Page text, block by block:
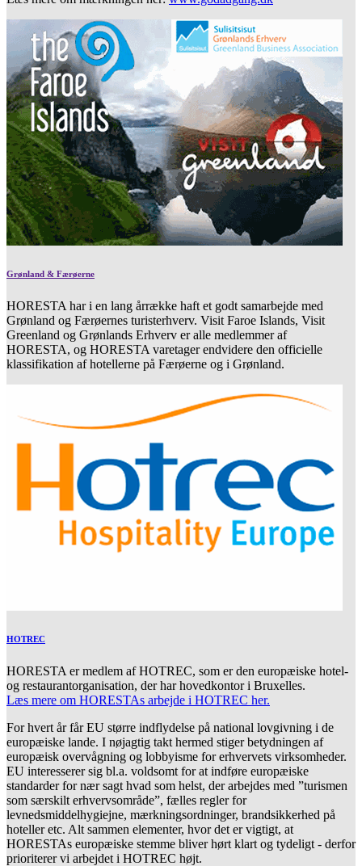
Grønland & Færøerne
HORESTA har i en lang årrække haft et godt samarbejde med
Grønland og Færøernes turisterhverv. Visit Faroe Islands, Visit
Greenland og Grønlands Erhverv er alle medlemmer af
HORESTA, og HORESTA varetager endvidere den officielle
klassifikation af hotellerne på Færøerne og i Grønland.
HOTREC
HORESTA er medlem af HOTREC, som er den europæiske hotel-
og restaurantorganisation, der har hovedkontor i Bruxelles.
Læs mere om HORESTAs arbejde i HOTREC her.
For hvert år får EU større indflydelse på national lovgivning i de
europæiske lande. I nøjagtig takt hermed stiger betydningen af
europæisk overvågning og lobbyisme for erhvervets virksomheder.
EU interesserer sig bl.a. voldsomt for at indføre europæiske
standarder for nær sagt hvad som helst, der arbejdes med ”turismen
som særskilt erhvervsområde”, fælles regler for
levnedsmiddelhygiejne, mærkningsordninger, brandsikkerhed på
hoteller etc. Alt sammen elementer, hvor det er vigtigt, at
HORESTAs europæiske stemme bliver hørt klart og tydeligt - derfor
prioriterer vi arbejdet i HOTREC højt.